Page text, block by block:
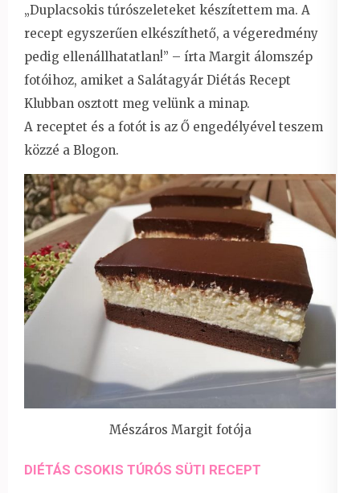
„Duplacsokis túrószeleteket készítettem ma. A
recept egyszerűen elkészíthető, a végeredmény
pedig ellenállhatatlan!” – írta Margit álomszép
fotóihoz, amiket a Salátagyár Diétás Recept
Klubban osztott meg velünk a minap.
A receptet és a fotót is az Ő engedélyével teszem
közzé a Blogon.
Mészáros Margit fotója
DIÉTÁS CSOKIS TÚRÓS SÜTI RECEPT